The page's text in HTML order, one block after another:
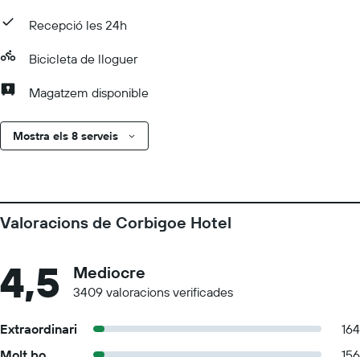
Recepció les 24h
Bicicleta de lloguer
Magatzem disponible
Mostra els 8 serveis
Valoracions de Corbigoe Hotel
4,5 Mediocre
3409 valoracions verificades
Extraordinari
164